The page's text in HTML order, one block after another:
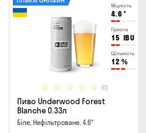
Міцність
4.6 °
Гіркота
15 IBU
Щільність
12 %
(0)
Пиво Underwood Forest
Blanche 0.33л
Біле, Нефільтроване, 4.6°